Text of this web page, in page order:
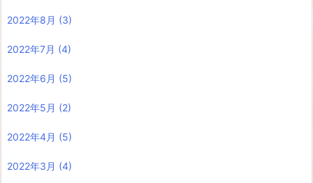
2022年8月 (3)
2022年7月 (4)
2022年6月 (5)
2022年5月 (2)
2022年4月 (5)
2022年3月 (4)